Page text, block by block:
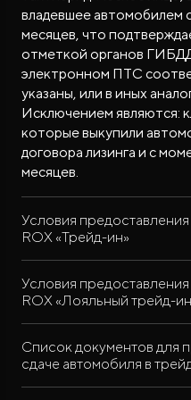
владевшее автомобилем
месяцев, что
отметкой органов
электронном ПТС
указаны, или в иных
Исключением являются:
которые выкупили
договора лизинга и с
месяцев.
Условия
ROX «Трейд-ин»
Условия
ROX «Лояльный трейд-
Список документов для
сдаче автомобиля в